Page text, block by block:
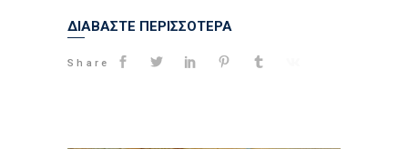
ΔΙΑΒΑΣΤΕ ΠΕΡΙΣΣΟΤΕΡΑ
Share